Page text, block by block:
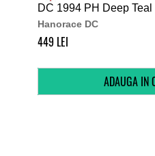
DC 1994 PH Deep Teal
Hanorace DC
449